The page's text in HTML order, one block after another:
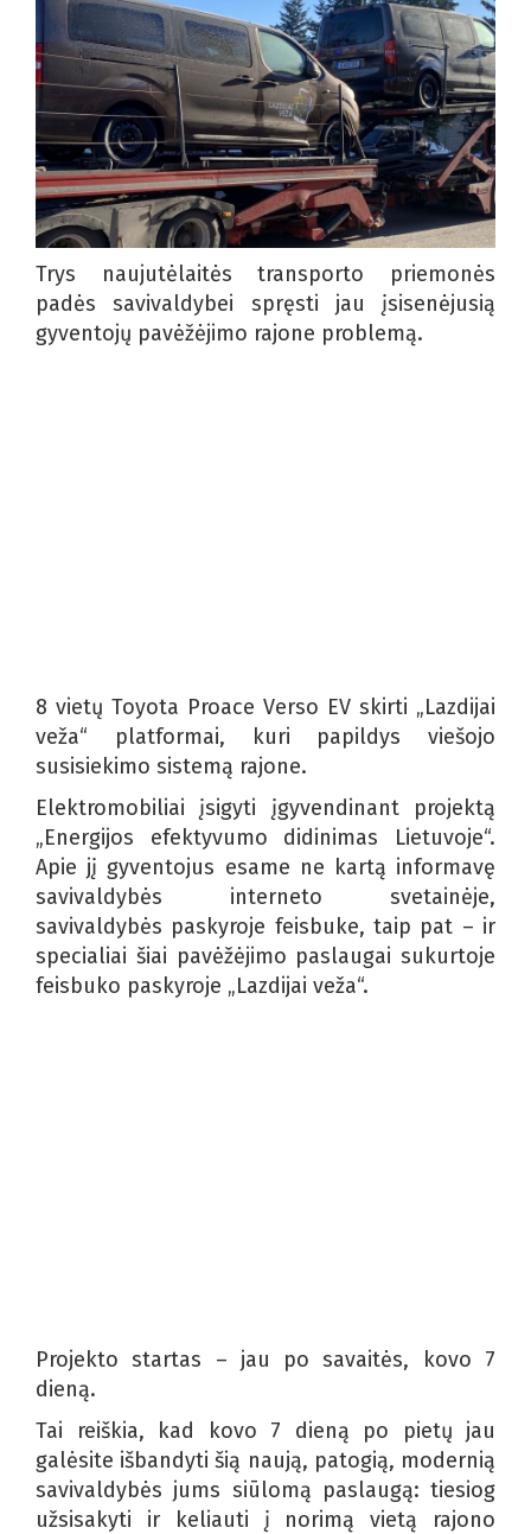
Trys naujutėlaitės transporto priemonės
padės savivaldybei spręsti jau įsisenėjusią
gyventojų pavėžėjimo rajone problemą.
8 vietų Toyota Proace Verso EV skirti „Lazdijai
veža“ platformai, kuri papildys viešojo
susisiekimo sistemą rajone.
Elektromobiliai įsigyti įgyvendinant projektą
„Energijos efektyvumo didinimas Lietuvoje“.
Apie jį gyventojus esame ne kartą informavę
savivaldybės interneto svetainėje,
savivaldybės paskyroje feisbuke, taip pat – ir
specialiai šiai pavėžėjimo paslaugai sukurtoje
feisbuko paskyroje „Lazdijai veža“.
Projekto startas – jau po savaitės, kovo 7
dieną.
Tai reiškia, kad kovo 7 dieną po pietų jau
galėsite išbandyti šią naują, patogią, modernią
savivaldybės jums siūlomą paslaugą: tiesiog
užsisakyti ir keliauti į norimą vietą rajono